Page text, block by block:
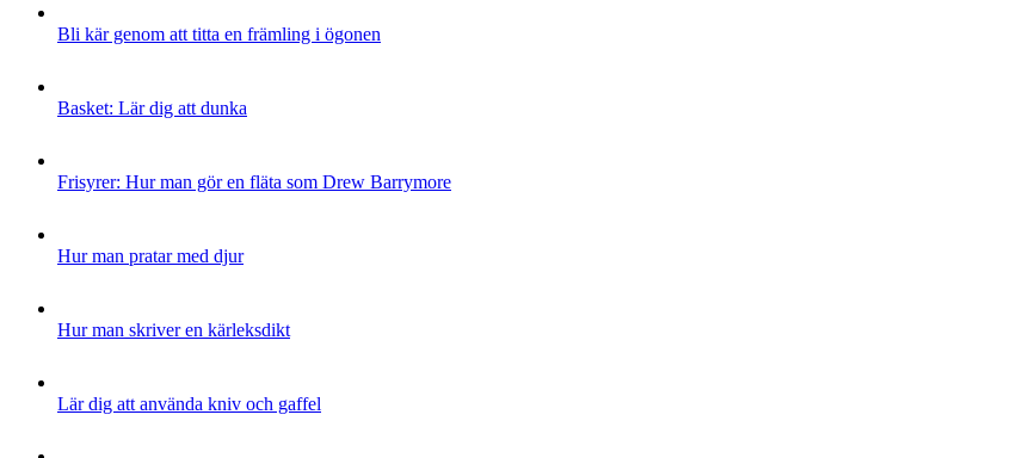
Bli kär genom att titta en främling i ögonen
Basket: Lär dig att dunka
Frisyrer: Hur man gör en fläta som Drew Barrymore
Hur man pratar med djur
Hur man skriver en kärleksdikt
Lär dig att använda kniv och gaffel